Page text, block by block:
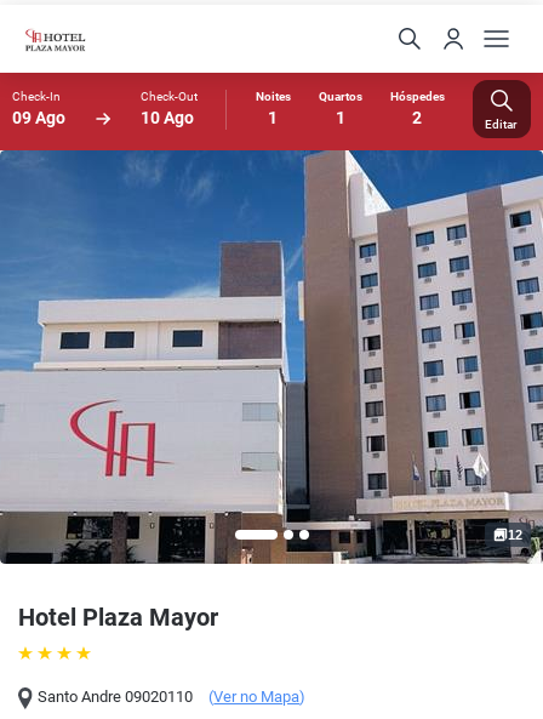
Check-In
09 Ago
Check-Out
10 Ago
Noites
1
Quartos
1
Hóspedes
2 Editar
Hotel Plaza Mayor
Santo Andre 09020110 (Ver no Mapa)
12